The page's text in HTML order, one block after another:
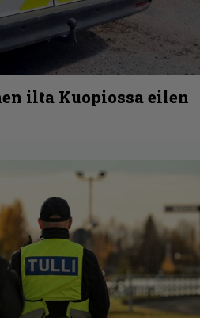
ilta Kuopiossa eilen